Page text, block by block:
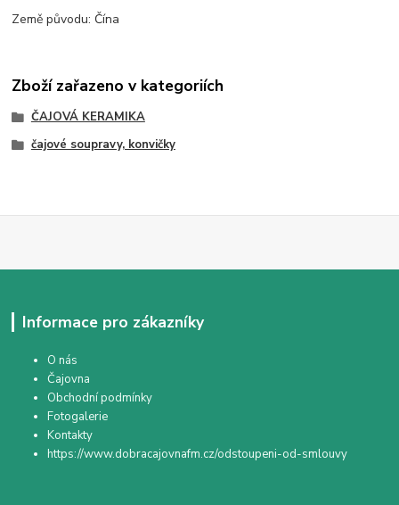
Země původu: Čína
Zboží zařazeno v kategoriích
ČAJOVÁ KERAMIKA
čajové soupravy, konvičky
Informace pro zákazníky
O nás
Čajovna
Obchodní podmínky
Fotogalerie
Kontakty
https://www.dobracajovnafm.cz/odstoupeni-od-smlouvy